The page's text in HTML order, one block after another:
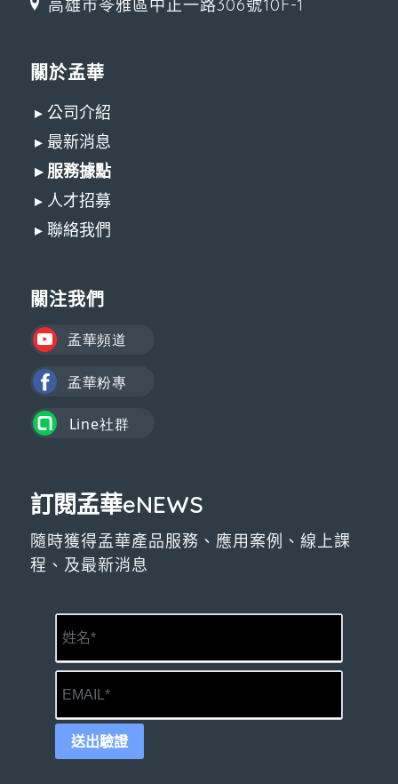
高雄市苓雅區中正一路306號10F-1
關於孟華
▸ 公司介紹
▸ 最新消息
▸ 服務據點
▸ 人才招募
▸ 聯絡我們
關注我們
訂閱孟華eNEWS
隨時獲得孟華產品服務、應用案例、線上課
程、及最新消息
送出驗證